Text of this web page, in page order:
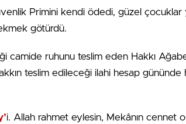
Primini kendi ödedi, güzel çocuklar
götürdü.
camide ruhunu teslim eden Hakkı
teslim edileceği ilahi hesap gününde
i. Allah rahmet eylesin, Mekânın cennet